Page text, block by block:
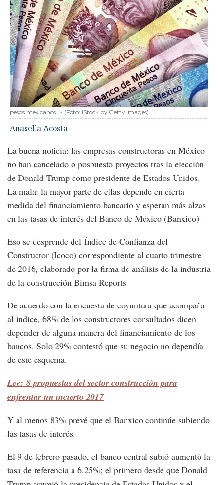
pesos mexicanos - (Foto: iStock by Getty Images)
Anasella Acosta
La buena noticia: las empresas constructoras en México
no han cancelado o pospuesto proyectos tras la elección
de Donald Trump como presidente de Estados Unidos.
La mala: la mayor parte de ellas depende en cierta
medida del financiamiento bancario y esperan más alzas
en las tasas de interés del Banco de México (Banxico).
Eso se desprende del Índice de Confianza del
Constructor (Icoco) correspondiente al cuarto trimestre
de 2016, elaborado por la firma de análisis de la industria
de la construcción Bimsa Reports.
De acuerdo con la encuesta de coyuntura que acompaña
al índice, 68% de los constructores consultados dicen
depender de alguna manera del financiamiento de los
bancos. Solo 29% contestó que su negocio no dependía
de este esquema.
Lee: 8 propuestas del sector construcción para
enfrentar un incierto 2017
Y al menos 83% prevé que el Banxico continúe subiendo
las tasas de interés.
El 9 de febrero pasado, el banco central subió aumentó la
tasa de referencia a 6.25%; el primero desde que Donald